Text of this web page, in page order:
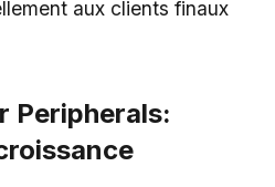
aux clients finaux
Peripherals: